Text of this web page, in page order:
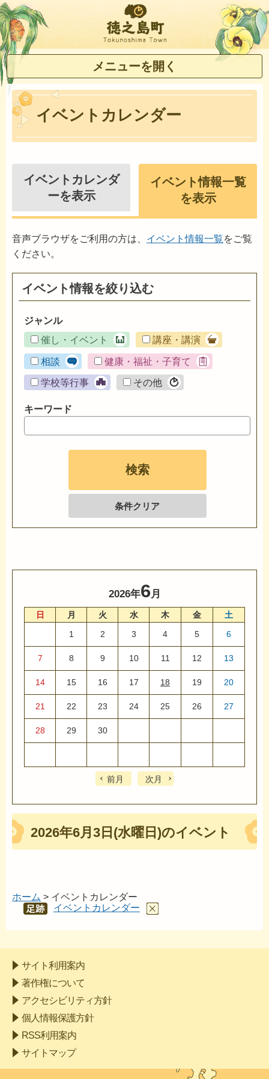
徳之島町
メニューを開く
イベントカレンダー
イベントカレンダ
ーを表示
イベント情報一覧
を表示
音声ブラウザをご利用の方は、 イベント情報一覧をご覧
ください。
イベント情報を絞り込む
ジャンル
催し・イベント
講座・講演
相談 健康・福祉・子育て
学校等行事 その他
キーワード
条件クリア
2026年6 月
日 月 火 水 木 金
土
1
2 3 4 5 6
7 8 9 10 11 12 13
14 15 16 17 18 19 20
21 22 23 24 25 26 27
28 29 30
前月 次月
2026年6月3日(水曜日)のイベント
ホーム > イベントカレンダー
あし
イベントカレンダー
サイト利用案内
著作権について
アクセシビリティ方針
個人情報保護方針
RSS利用案内
サイトマップ